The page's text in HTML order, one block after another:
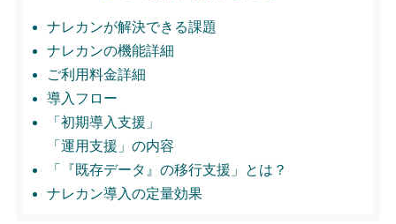
ナレカンが解決できる課題
ナレカンの機能詳細
ご利用料金詳細
導入フロー
「初期導入支援」
「運用支援」の内容
「『既存データ』の移行支援」とは？
ナレカン導入の定量効果